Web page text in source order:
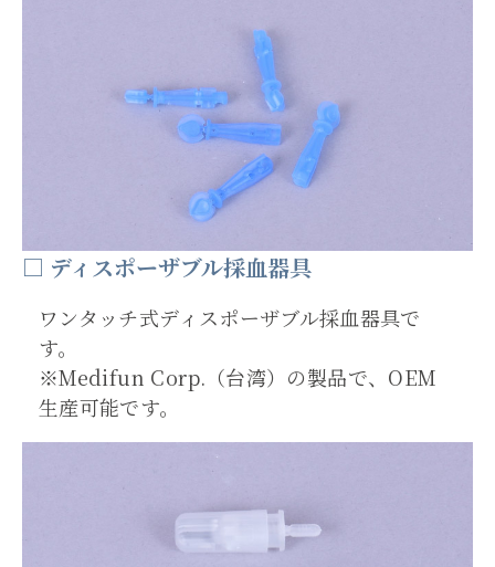
□ ディスポーザブル採血器具
ワンタッチ式ディスポーザブル採血器具で
す。
※Medifun Corp.（台湾）の製品で、OEM
生産可能です。